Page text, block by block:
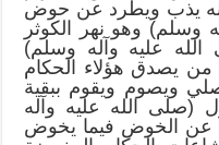
يذب ويطرد عن حوض
وسلم) وهو نهر الكوثر
عليه وآله وسلم)
من يصدق هؤلاء الحكام
ويصوم ويقوم ببقية
(صلى الله عليه وآله
عن الخوض فيما يخوض